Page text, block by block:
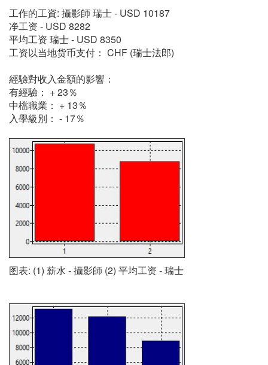
工作的工資: 攝影師 瑞士 - USD 10187
净工资 - USD 8282
平均工资 瑞士 - USD 8350
工资以当地货币支付： CHF (瑞士法郎)
經驗對收入金額的影響：
有經驗： + 23％
中檔職業： + 13％
入學級別： - 17％
图表: (1) 薪水 - 攝影師 (2) 平均工资 - 瑞士